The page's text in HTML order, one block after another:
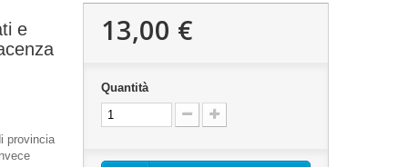
e
provincia
13,00 €
Quantità